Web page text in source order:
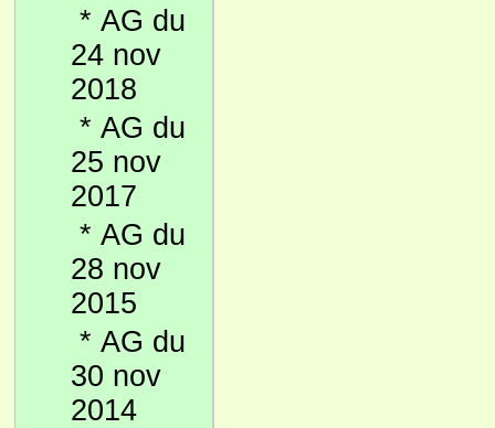
* AG du
24 nov
2018
* AG du
25 nov
2017
* AG du
28 nov
2015
* AG du
30 nov
2014